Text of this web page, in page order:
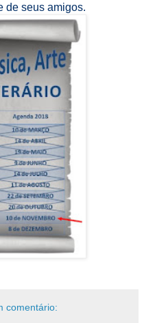
de seus amigos.
comentário: